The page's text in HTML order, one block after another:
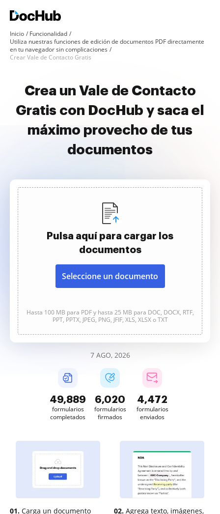
Inicio
Funcionalidad
Utiliza nuestras funciones de edición de documentos PDF directamente
en tu navegador sin complicaciones
Crear Vale de Contacto Gratis
Crea un Vale de Contacto
Gratis con DocHub y saca el
máximo provecho de tus
documentos
Pulsa aquí para cargar los
documentos
Seleccione un documento
Hasta 100 MB para PDF y hasta 25 MB para DOC, DOCX, RTF,
PPT, PPTX, JPEG, PNG, JFIF, XLS, XLSX o TXT
7 AGO, 2026
49,889
formularios
completados
6,020
formularios
firmados
4,472
formularios
enviados
01. Carga un documento
02. Agrega texto, imágenes,